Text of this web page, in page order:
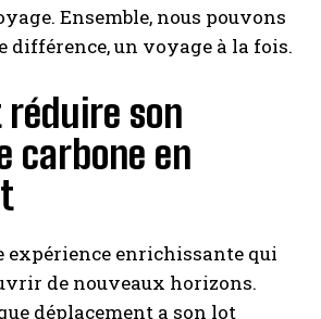
Ensemble, nous pouvons
différence, un voyage à la fois.
réduire son
carbone en
expérience enrichissante qui
de nouveaux horizons.
déplacement a son lot